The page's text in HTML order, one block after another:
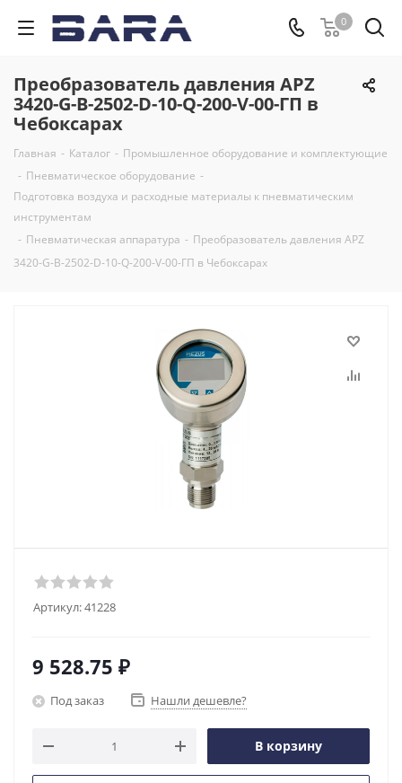
0
Преобразователь давления APZ
3420-G-B-2502-D-10-Q-200-V-00-ГП в
Чебоксарах
Главная - Каталог - Промышленное оборудование и комплектующие
- Пневматическое оборудование -
Подготовка воздуха и расходные материалы к пневматическим
инструментам
- Пневматическая аппаратура - Преобразователь давления APZ
3420-G-B-2502-D-10-Q-200-V-00-ГП в Чебоксарах
Артикул:41228
9 528.75 ₽
Под заказ Нашли дешевле?
В корзину